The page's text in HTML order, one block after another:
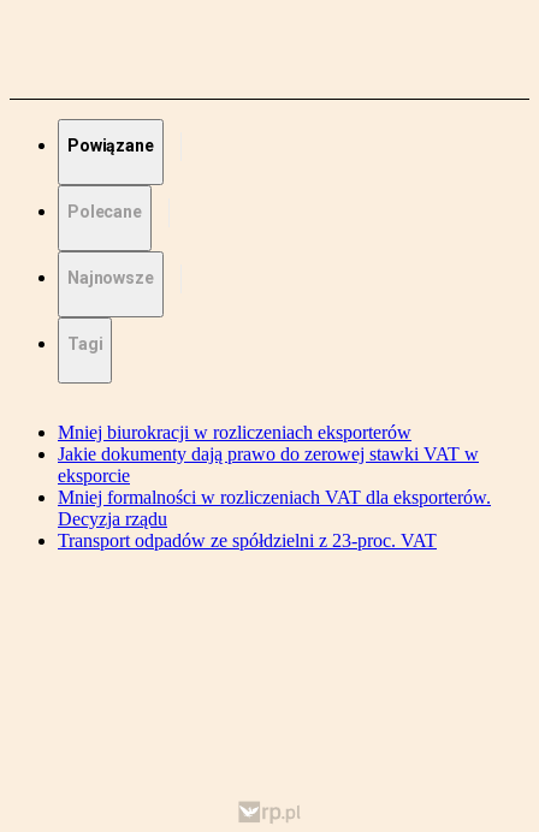
Powiązane
Polecane
Najnowsze
Tagi
Mniej biurokracji w rozliczeniach eksporterów
Jakie dokumenty dają prawo do zerowej stawki VAT w
eksporcie
Mniej formalności w rozliczeniach VAT dla eksporterów.
Decyzja rządu
Transport odpadów ze spółdzielni z 23-proc. VAT